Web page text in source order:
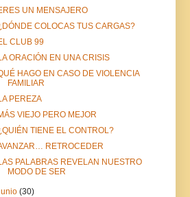
UN MENSAJERO
COLOCAS TUS CARGAS?
CLUB 99
ORACIÓN EN UNA CRISIS
HAGO EN CASO DE VIOLENCIA
FAMILIAR
PEREZA
VIEJO PERO MEJOR
TIENE EL CONTROL?
RETROCEDER
PALABRAS REVELAN NUESTRO
MODO DE SER
(30)